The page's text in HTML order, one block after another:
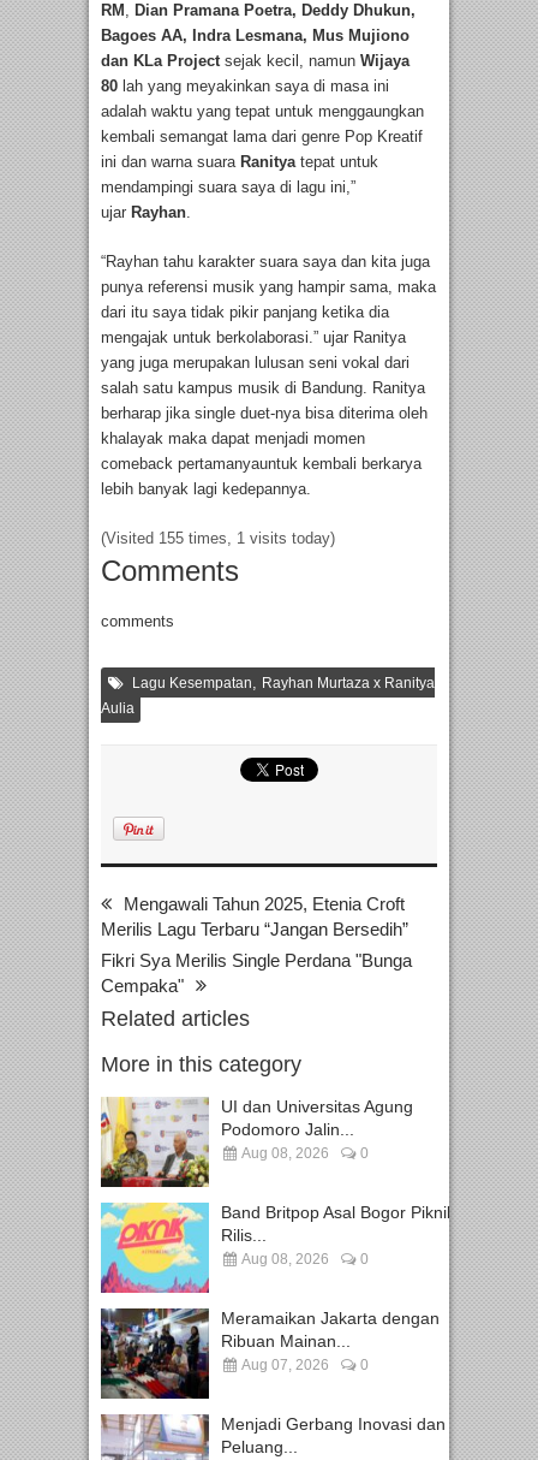
RM , Dian Pramana Poetra, Deddy Dhukun,
Bagoes AA, Indra Lesmana, Mus Mujiono
dan KLa Project sejak kecil, namun Wijaya
80 lah yang meyakinkan saya di masa ini
adalah waktu yang tepat untuk menggaungkan
kembali semangat lama dari genre Pop Kreatif
ini dan warna suara Ranitya tepat untuk
mendampingi suara saya di lagu ini,”
ujar Rayhan.
“Rayhan tahu karakter suara saya dan kita juga
punya referensi musik yang hampir sama, maka
dari itu saya tidak pikir panjang ketika dia
mengajak untuk berkolaborasi.” ujar Ranitya
yang juga merupakan lulusan seni vokal dari
salah satu kampus musik di Bandung. Ranitya
berharap jika single duet-nya bisa diterima oleh
khalayak maka dapat menjadi momen
comeback pertamanyauntuk kembali berkarya
lebih banyak lagi kedepannya.
(Visited 155 times, 1 visits today)
Comments
comments
Lagu Kesempatan, Rayhan Murtaza x Ranitya
Aulia
Mengawali Tahun 2025, Etenia Croft
Merilis Lagu Terbaru “Jangan Bersedih”
Fikri Sya Merilis Single Perdana "Bunga
Cempaka"
Related articles
More in this category
UI dan Universitas Agung
Podomoro Jalin...
Aug 08, 2026 0
Band Britpop Asal Bogor Piknik
Rilis...
Aug 08, 2026 0
Meramaikan Jakarta dengan
Ribuan Mainan...
Aug 07, 2026 0
Menjadi Gerbang Inovasi dan
Peluang...